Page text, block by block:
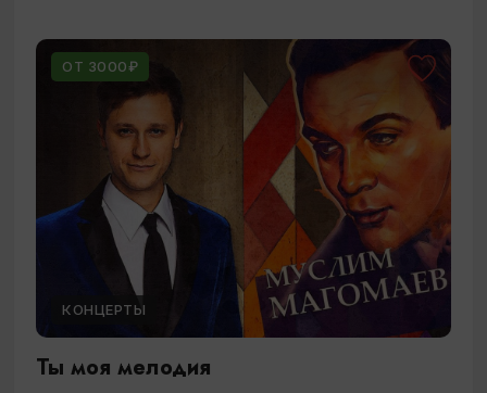
ОТ 3000₽
КОНЦЕРТЫ
Ты моя мелодия